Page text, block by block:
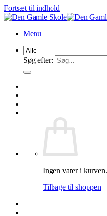
Fortsæt til indhold
Menu
Søg efter:
Ingen varer i kurven.
Tilbage til shoppen